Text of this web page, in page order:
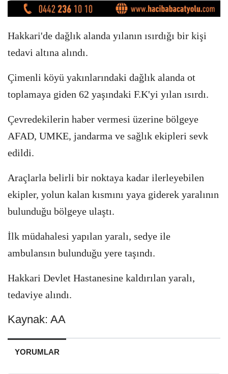
Hakkari'de dağlık alanda yılanın ısırdığı bir kişi
tedavi altına alındı.
Çimenli köyü yakınlarındaki dağlık alanda ot
toplamaya giden 62 yaşındaki F.K'yi yılan ısırdı.
Çevredekilerin haber vermesi üzerine bölgeye
AFAD, UMKE, jandarma ve sağlık ekipleri sevk
edildi.
Araçlarla belirli bir noktaya kadar ilerleyebilen
ekipler, yolun kalan kısmını yaya giderek yaralının
bulunduğu bölgeye ulaştı.
İlk müdahalesi yapılan yaralı, sedye ile
ambulansın bulunduğu yere taşındı.
Hakkari Devlet Hastanesine kaldırılan yaralı,
tedaviye alındı.
Kaynak: AA
YORUMLAR